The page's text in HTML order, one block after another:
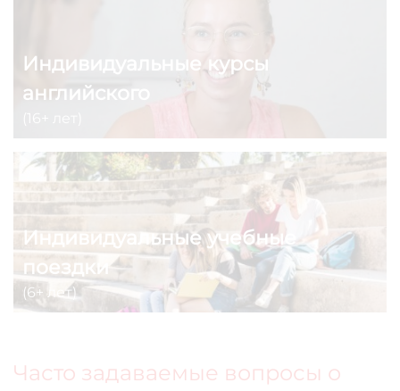
Индивидуальные курсы
английского
Индивидуальные учебные
поездки
(6+ лет)
Часто задаваемые вопросы о